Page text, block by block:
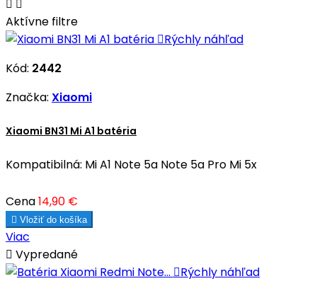
 
Aktívne filtre
Rýchly náhľad
Kód: 2442
Značka: Xiaomi
Xiaomi BN31 Mi A1 batéria
Kompatibilná: Mi A1 Note 5a Note 5a Pro Mi 5x
Cena14,90 €
 Vložiť do košíka
Viac
 Vypredané
Rýchly náhľad